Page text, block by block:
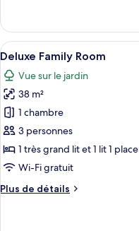
Pool
View
le
type
de
Pool
View
Afficher
toutes
les
photos
pour
ce
type
de
chambre :
Deluxe
10
Deluxe Family Room
Vue sur le jardin
38 m²
1 chambre
3 personnes
1 très grand lit et 1 lit 1 place
Wi-Fi gratuit
Plus de détails
Plus